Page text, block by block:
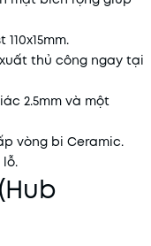
thủ công ngay tại
2.5mm và một
vòng bi Ceramic.
lỗ.